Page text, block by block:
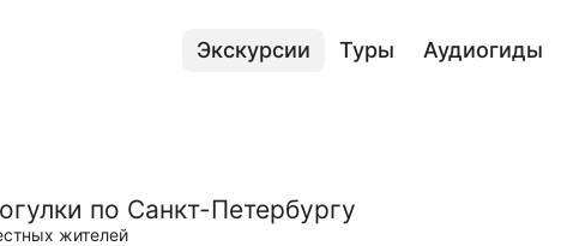
Экскурсии Туры Аудиогиды
по Санкт-Петербургу
жителей